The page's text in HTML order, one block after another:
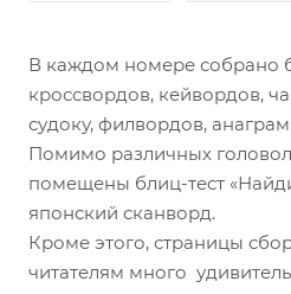
В каждом номере собрано
кроссвордов, кейвордов,
судоку, филвордов,
Помимо различных
помещены блиц-тест
японский сканворд.
Кроме этого, страницы
читателям много